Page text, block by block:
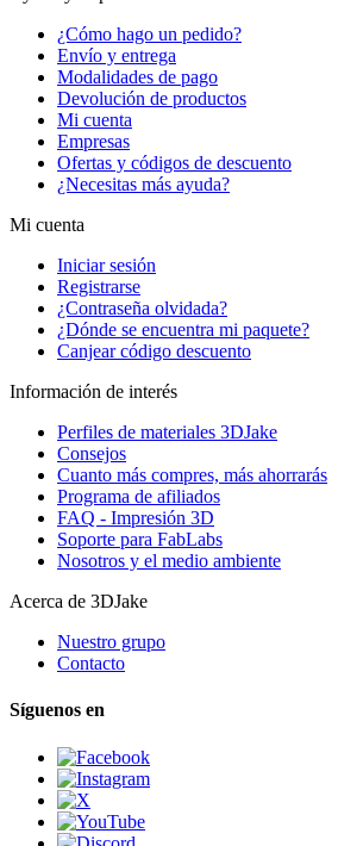
¿Cómo hago un pedido?
Envío y entrega
Modalidades de pago
Devolución de productos
Mi cuenta
Empresas
Ofertas y códigos de descuento
¿Necesitas más ayuda?
Mi cuenta
Iniciar sesión
Registrarse
¿Contraseña olvidada?
¿Dónde se encuentra mi paquete?
Canjear código descuento
Información de interés
Perfiles de materiales 3DJake
Consejos
Cuanto más compres, más ahorrarás
Programa de afiliados
FAQ - Impresión 3D
Soporte para FabLabs
Nosotros y el medio ambiente
Acerca de 3DJake
Nuestro grupo
Contacto
Síguenos en